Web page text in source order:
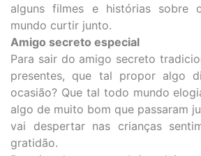
alguns filmes e histórias sobre
mundo curtir junto.
Amigo secreto especial
Para sair do amigo secreto
presentes, que tal propor algo
ocasião? Que tal todo mundo
algo de muito bom que passaram
vai despertar nas crianças
gratidão.